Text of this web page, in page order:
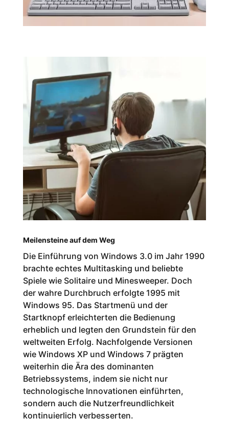
Meilensteine auf dem Weg
Die Einführung von Windows 3.0 im Jahr 1990
brachte echtes Multitasking und beliebte
Spiele wie Solitaire und Minesweeper. Doch
der wahre Durchbruch erfolgte 1995 mit
Windows 95. Das Startmenü und der
Startknopf erleichterten die Bedienung
erheblich und legten den Grundstein für den
weltweiten Erfolg. Nachfolgende Versionen
wie Windows XP und Windows 7 prägten
weiterhin die Ära des dominanten
Betriebssystems, indem sie nicht nur
technologische Innovationen einführten,
sondern auch die Nutzerfreundlichkeit
kontinuierlich verbesserten.